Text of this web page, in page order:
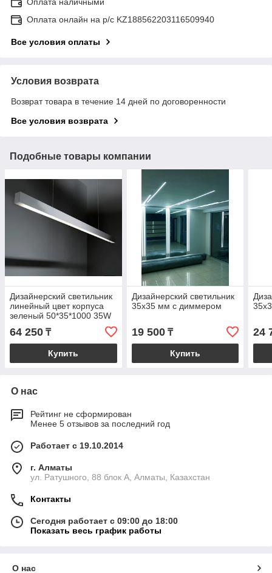
Оплата онлайн на р/с KZ188562203116509940
Все условия оплаты
Условия возврата
Возврат товара в течение 14 дней по договоренности
Все условия возврата
Подобные товары компании
Дизайнерский светильник
линейный цвет корпуса
зеленый 50*35*1000 35W
64 250 ₸
Купить
Дизайнерский светильник
35х35 мм с диммером
19 500₸
Купить
24
О нас
Рейтинг не сформирован
Менее 5 отзывов за последний год
Работает с 19.10.2014
г. Алматы
ул. Ратушного, 88 блок A, Алматы, Казахстан
Контакты
Сегодня работает с 09:00 до 18:00
Показать весь график работы
О нас